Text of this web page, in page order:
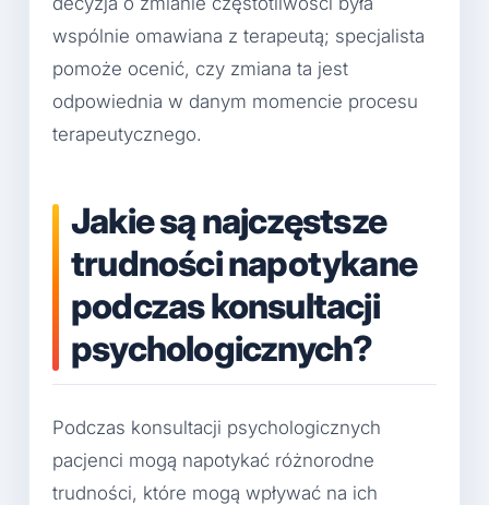
wspólnie omawiana z terapeutą; specjalista
pomoże ocenić, czy zmiana ta jest
odpowiednia w danym momencie procesu
terapeutycznego.
Jakie są najczęstsze
trudności napotykane
podczas konsultacji
psychologicznych?
Podczas konsultacji psychologicznych
pacjenci mogą napotykać różnorodne
trudności, które mogą wpływać na ich